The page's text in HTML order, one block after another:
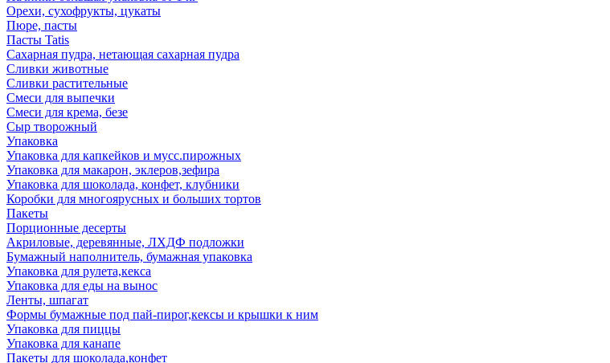
Орехи, сухофрукты, цукаты
Пюре, пасты
Пасты Tatis
Сахарная пудра, нетающая сахарная пудра
Сливки животные
Сливки растительные
Смеси для выпечки
Смеси для крема, безе
Сыр творожный
Упаковка
Упаковка для капкейков и мусс.пирожных
Упаковка для макарон, эклеров,зефира
Упаковка для шоколада, конфет, клубники
Коробки для многоярусных и больших тортов
Пакеты
Порционные десерты
Акриловые, деревянные, ЛХДФ подложки
Бумажный наполнитель, бумажная упаковка
Упаковка для рулета,кекса
Упаковка для еды на вынос
Ленты, шпагат
Формы бумажные под пай-пирог,кексы и крышки к ним
Упаковка для пиццы
Упаковка для канапе
Пакеты для шоколада,конфет